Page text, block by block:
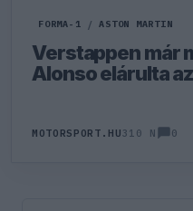
FORMA-1 / ASTON MARTIN
Verstappen már
Alonso elárulta
MOTORSPORT.HU310 N 0